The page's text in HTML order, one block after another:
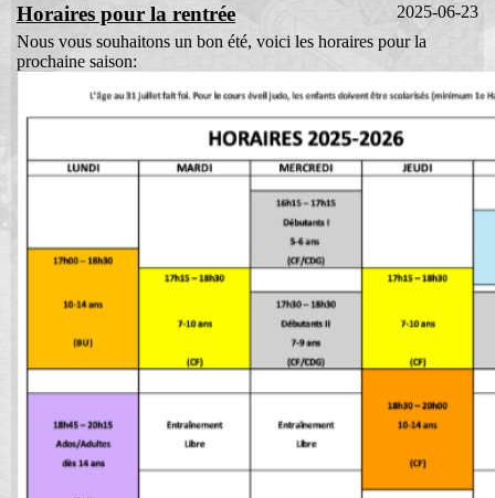
Connexion
Horaires pour la rentrée
2025-06-23
Nous vous souhaitons un bon été, voici les horaires pour la
prochaine saison: